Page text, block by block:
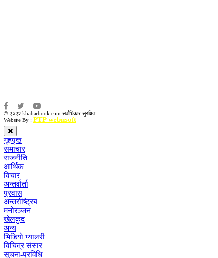
© २०२२ khabarbook.com सर्वाधिकार सुरक्षित
Website By : PTP webnsoft
गृहपृष्ठ
समाचार
राजनीति
आर्थिक
विचार
अन्तर्वार्ता
प्रवास
अन्तर्राष्ट्रिय
मनोरञ्जन
खेलकुद
अन्य
भिडियो ग्यालरी
विचित्र संसार
सूचना-प्रविधि